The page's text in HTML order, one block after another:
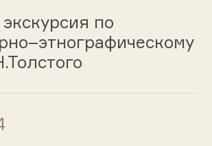
по